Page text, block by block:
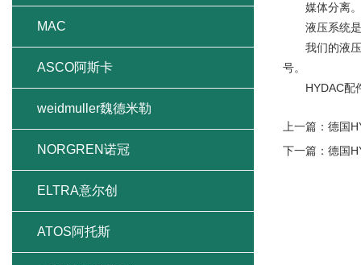
媒体分离。
液压系统是
我们的液压
号。
HYDAC配件
上一篇： 德国
下一篇： 德国
MAC
ASCO阿斯卡
weidmuller魏德米勒
NORGREN诺冠
ELTRA意尔创
ATOS阿托斯